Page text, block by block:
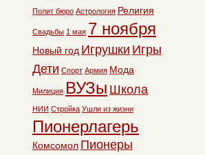
Полит бюро Астрология Религия
Свадьбы 1 мая 7 ноября
Новый год Игрушки Игры
Дети Спорт Армия Мода
Милиция ВУЗы Школа
НИИ Стройка Ушли из жизни
Пионерлагерь
Комсомол Пионеры